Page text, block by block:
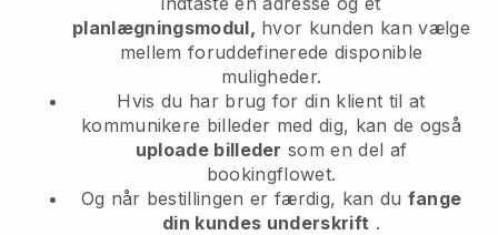
planlægningsmodul, hvor kunden kan vælge
mellem foruddefinerede disponible
muligheder.
Hvis du har brug for din klient til at
kommunikere billeder med dig, kan de også
uploade billeder som en del af
bookingflowet.
Og når bestillingen er færdig, kan du fange
din kundes underskrift .